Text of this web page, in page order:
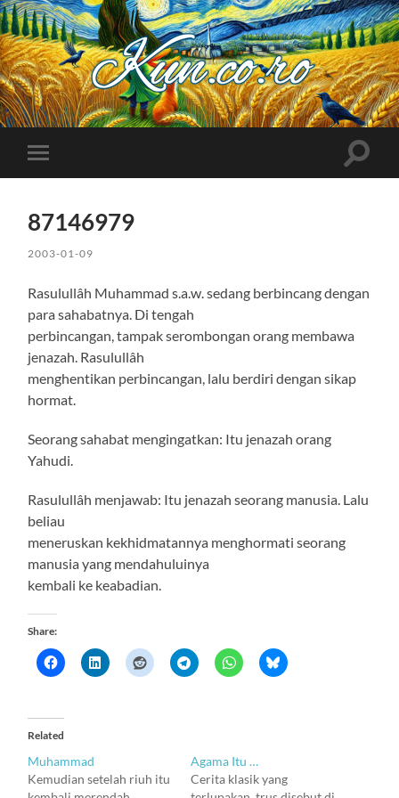
Kuncoro++
Toggle
mobile
Toggle
87146979
2003-01-09
Rasulullâh Muhammad s.a.w. sedang berbincang dengan
para sahabatnya. Di tengah
perbincangan, tampak serombongan orang membawa
jenazah. Rasulullâh
menghentikan perbincangan, lalu berdiri dengan sikap
hormat.
Seorang sahabat mengingatkan: Itu jenazah orang
Yahudi.
Rasulullâh menjawab: Itu jenazah seorang manusia. Lalu
beliau
meneruskan kekhidmatannya menghormati seorang
manusia yang mendahuluinya
kembali ke keabadian.
Share:
Related
Muhammad
Kemudian setelah riuh itu
Agama Itu …
Cerita klasik yang